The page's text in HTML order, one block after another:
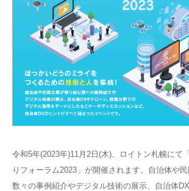
令和5年(2023年)11月2日(木)、ロイトン札幌にて
りフォーラム2023」が開催されます。自治体や
数々の事例紹介やデジタル技術の展示、自治体